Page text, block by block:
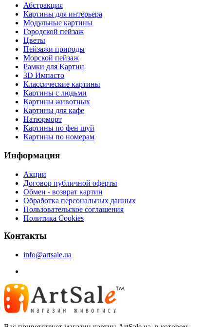
Абстракция
Картины для интерьера
Модульные картины
Городской пейзаж
Цветы
Пейзажи природы
Морской пейзаж
Рамки для Картин
3D Импасто
Классические картины
Картины с людьми
Картины животных
Картины для кафе
Натюрморт
Картины по фен шуй
Картины по номерам
Информация
Акции
Договор публичной оферты
Обмен - возврат картин
Обработка персональных данных
Пользовательское соглашения
Политика Cookies
Контакты
info@artsale.ua